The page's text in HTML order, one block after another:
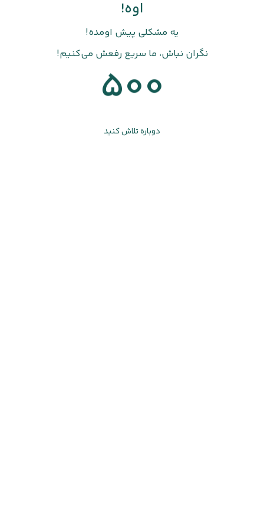
اوه!
یه مشکلی پیش اومده!
نگران نباش، ما سریع رفعش می‌کنیم!
500
دوباره تلاش کنید